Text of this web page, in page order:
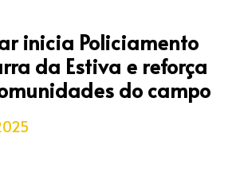
inicia Policiamento
da Estiva e reforça
do campo